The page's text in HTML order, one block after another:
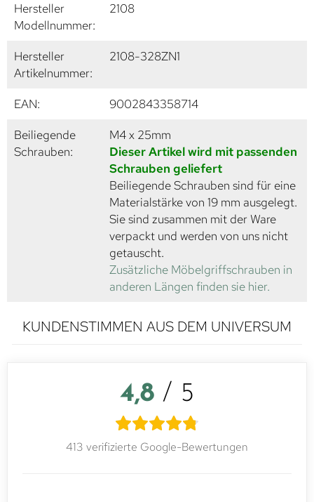
Hersteller
Modellnummer:
2108
Hersteller
Artikelnummer:
2108-328ZN1
EAN:
9002843358714
Beiliegende
Schrauben:
M4 x 25mm
Dieser Artikel wird mit passenden
Schrauben geliefert
Beiliegende Schrauben sind für eine
Materialstärke von 19 mm ausgelegt.
Sie sind zusammen mit der Ware
verpackt und werden von uns nicht
getauscht.
Zusätzliche Möbelgriffschrauben in
anderen Längen finden sie hier.
KUNDENSTIMMEN AUS DEM UNIVERSUM
4,8 / 5
413 verifizierte Google-Bewertungen